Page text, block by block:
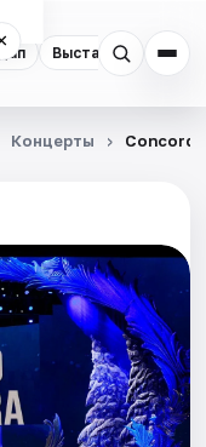
Выставки
Концерты Concord